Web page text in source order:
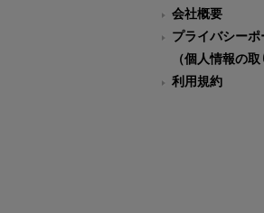
会社概要
プライバシーポ
（個人情報の
利用規約